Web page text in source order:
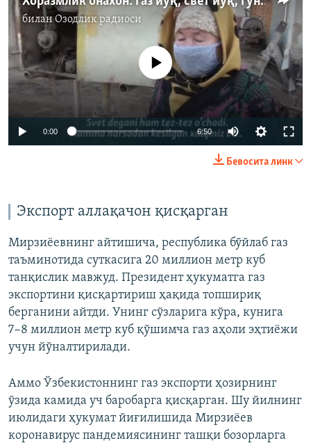
биланОзодлик радиоси
Айни дамда медиа-манба мавжуд эмас
0:00 6:50
1080p
Бевосита линк
Экспорт аллақачон қисқарган
Мирзиёевнинг айтишича, республика бўйлаб газ
таъминотида суткасига 20 миллион метр куб
танқислик мавжуд. Президент ҳукуматга газ
экспортини қисқартириш ҳақида топшириқ
берганини айтди. Унинг сўзларига кўра, кунига
7−8 миллион метр куб қўшимча газ аҳоли эҳтиёжи
учун йўналтирилади.
Аммо Ўзбекистоннинг газ экспорти ҳозирнинг
ўзида камида уч баробарга қисқарган. Шу йилнинг
июлидаги ҳукумат йиғилишида Мирзиёев
коронавирус пандемиясининг ташқи бозорларга